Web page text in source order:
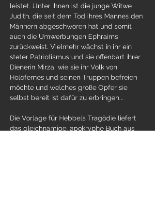
leistet. Unter ihnen ist die junge Witwe
Judith, die seit dem Tod ihres Mannes den
Männern abgeschworen hat und somit
auch die Umwerbungen Ephraims
zurückweist. Vielmehr wächst in ihr ein
steter Patriotismus und sie offenbart ihrer
Dienerin Mirza, wie sie ihr Volk von
Holofernes und seinen Truppen befreien
möchte und welches große Opfer sie
selbst bereit ist dafür zu erbringen...
Die Vorlage für Hebbels Tragödie liefert
das gleichnamige, apokryphe Buch aus